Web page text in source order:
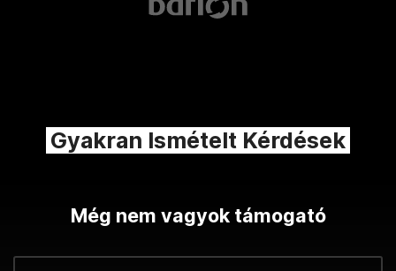
Gyakran Ismételt Kérdések
Még nem vagyok támogató